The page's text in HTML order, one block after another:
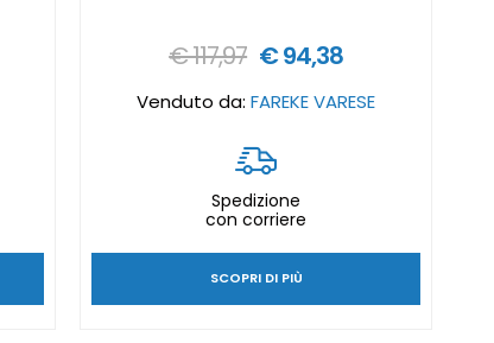
€ 117,97 € 94,38
Venduto da:FAREKE VARESE
Spedizione
con corriere
SCOPRI DI PIÙ